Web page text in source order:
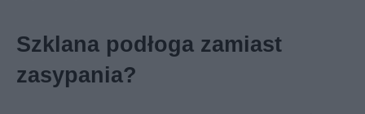
Szklana podłoga zamiast
zasypania?